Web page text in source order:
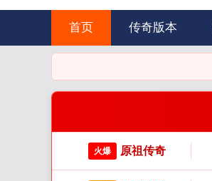
首页 传奇版本
火爆 原祖传奇